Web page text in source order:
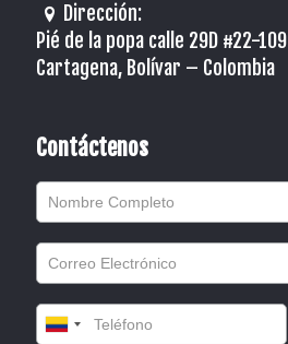
Dirección:
Pié de la popa calle 29D #22-109
Cartagena, Bolívar – Colombia
Contáctenos